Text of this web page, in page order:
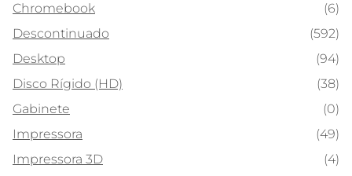
Chromebook
(6)
Descontinuado
(592)
Desktop
(94)
Disco Rígido (HD)
(38)
Gabinete
(0)
Impressora
(49)
Impressora 3D
(4)